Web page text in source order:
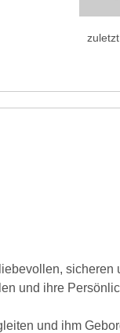
sicheren
und ihre
und ihm